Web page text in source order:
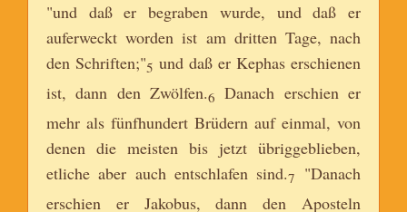
"und daß er begraben wurde, und daß er
auferweckt worden ist am dritten Tage, nach
den Schriften;"5 und daß er Kephas erschienen
ist, dann den Zwölfen.6 Danach erschien er
mehr als fünfhundert Brüdern auf einmal, von
denen die meisten bis jetzt übriggeblieben,
etliche aber auch entschlafen sind.7 "Danach
erschien er Jakobus, dann den Aposteln